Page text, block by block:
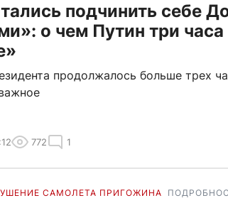
подчинить себе
о чем Путин три часа
продолжалось больше трех
772 1
САМОЛЕТА ПРИГОЖИНА